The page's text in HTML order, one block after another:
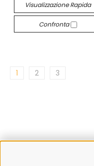
Visualizzazione Rapida
Confronta
1 2 3